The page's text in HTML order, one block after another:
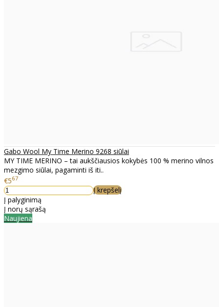
Gabo Wool My Time Merino 9268 siūlai
MY TIME MERINO – tai aukščiausios kokybės 100 % merino vilnos
mezgimo siūlai, pagaminti iš iti..
€567
Į krepšelį
Į palyginimą
Į norų sąrašą
Naujiena